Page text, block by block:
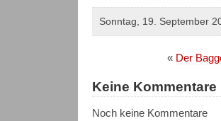
Sonntag, 19. September
« Der
Keine Kommentare
Noch keine Kommentare